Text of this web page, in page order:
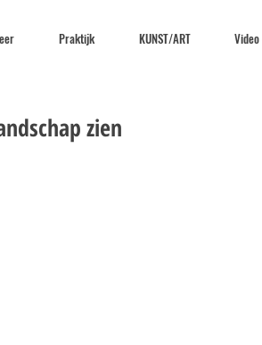
Praktijk KUNST/ART
zien